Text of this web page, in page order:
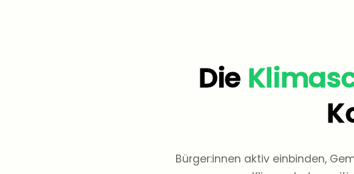
Die
Bürger:innen aktiv einbinden,